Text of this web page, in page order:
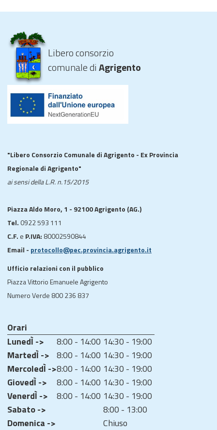
Libero consorzio
comunale diAgrigento
"Libero Consorzio Comunale di Agrigento - Ex Provincia
Regionale di Agrigento"
ai sensi della L.R. n.15/2015
Piazza Aldo Moro, 1 - 92100 Agrigento (AG.)
Tel. 0922 593 111
C.F. e P.IVA: 80002590844
Email - protocollo@pec.provincia.agrigento.it
Ufficio relazioni con il pubblico
Piazza Vittorio Emanuele Agrigento
Numero Verde 800 236 837
Orari
LunedÌ ->
8:00 - 14:00 14:30 - 19:00
MartedÌ -> 8:00 - 14:00 14:30 - 19:00
MercoledÌ ->8:00 - 14:00 14:30 - 19:00
GiovedÌ ->
8:00 - 14:00 14:30 - 19:00
VenerdÌ ->
8:00 - 14:00 14:30 - 19:00
Sabato ->
8:00 - 13:00
Domenica ->
Chiuso